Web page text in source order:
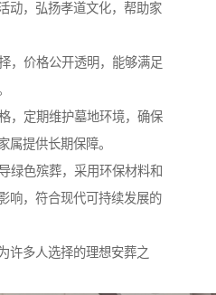
动，弘扬孝道文化，帮助家
，价格公开透明，能够满足
，定期维护墓地环境，确保
属提供长期保障。
绿色殡葬，采用环保材料和
响，符合现代可持续发展的
许多人选择的理想安葬之